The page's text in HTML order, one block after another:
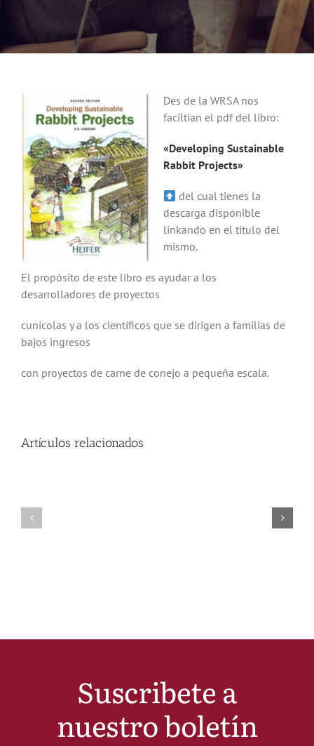
Contactar
WooCommerce My Account
WooCommerce Cart
Des de la WRSA nos
faciltian el pdf del libro:
«Developing Sustainable
Rabbit Projects»
del cual tienes la
descarga disponible
linkando en el titulo del
mismo.
El propósito de este libro es ayudar a los
desarrolladores de proyectos
cunícolas y a los científicos que se dirigen a familias de
bajos ingresos
con proyectos de carne de conejo a pequeña escala.
Artículos relacionados
Suscribete a
nuestro boletín